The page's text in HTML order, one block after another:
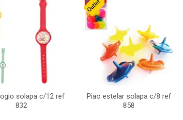
solapa c/12 ref
832
Piao estelar solapa c/8 ref
858